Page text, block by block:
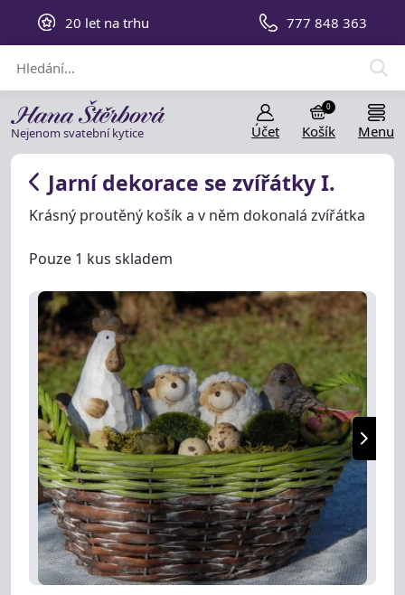
20 let na trhu 777 848 363
Nejenom svatební kytice Účet Košík
0
Menu
Jarní dekorace se zvířátky I.
Krásný proutěný košík a v něm dokonalá zvířátka
Pouze 1 kus skladem